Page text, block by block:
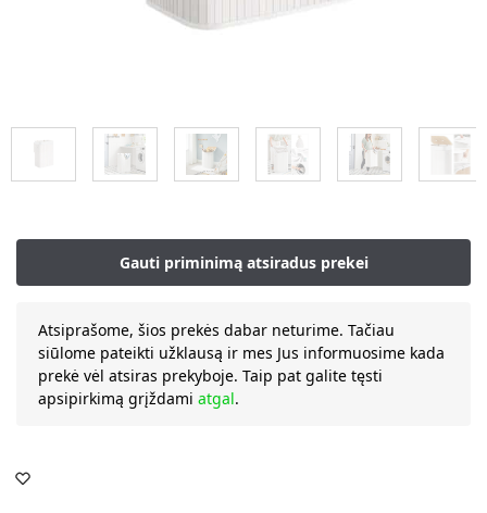
Atsiprašome, šios prekės dabar neturime. Tačiau
siūlome pateikti užklausą ir mes Jus informuosime kada
prekė vėl atsiras prekyboje. Taip pat galite tęsti
apsipirkimą grįždami atgal.